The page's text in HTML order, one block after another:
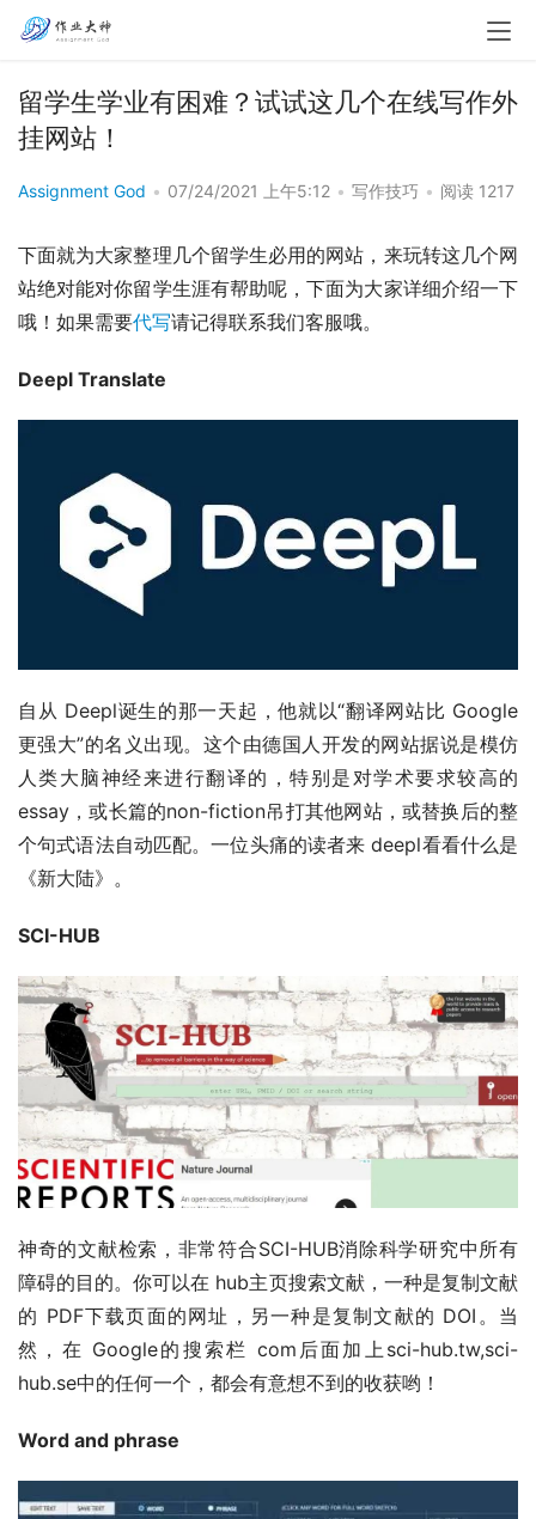
留学生学业有困难？试试这几个在线写作外
挂网站！
Assignment God • 07/24/2021 上午5:12 • 写作技巧 • 阅读 1217
下面就为大家整理几个留学生必用的网站，来玩转这几个网
站绝对能对你留学生涯有帮助呢，下面为大家详细介绍一下
哦！如果需要代写请记得联系我们客服哦。
Deepl Translate
自从 Deepl诞生的那一天起，他就以“翻译网站比 Google
更强大”的名义出现。这个由德国人开发的网站据说是模仿
人类大脑神经来进行翻译的，特别是对学术要求较高的
essay，或长篇的non-fiction吊打其他网站，或替换后的整
个句式语法自动匹配。一位头痛的读者来 deepl看看什么是
《新大陆》。
SCI-HUB
神奇的文献检索，非常符合SCI-HUB消除科学研究中所有
障碍的目的。你可以在 hub主页搜索文献，一种是复制文献
的 PDF下载页面的网址，另一种是复制文献的 DOI。当
然，在 Google的搜索栏 com后面加上sci-hub.tw,sci-
hub.se中的任何一个，都会有意想不到的收获哟！
Word and phrase